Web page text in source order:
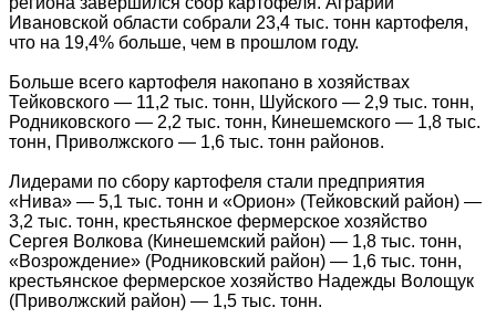
Ивановской области собрали 23,4 тыс. тонн картофеля,
что на 19,4% больше, чем в прошлом году.
Больше всего картофеля накопано в хозяйствах
Тейковского — 11,2 тыс. тонн, Шуйского — 2,9 тыс. тонн,
Родниковского — 2,2 тыс. тонн, Кинешемского — 1,8 тыс.
тонн, Приволжского — 1,6 тыс. тонн районов.
Лидерами по сбору картофеля стали предприятия
«Нива» — 5,1 тыс. тонн и «Орион» (Тейковский район) —
3,2 тыс. тонн, крестьянское фермерское хозяйство
Сергея Волкова (Кинешемский район) — 1,8 тыс. тонн,
«Возрождение» (Родниковский район) — 1,6 тыс. тонн,
крестьянское фермерское хозяйство Надежды Волощук
(Приволжский район) — 1,5 тыс. тонн.